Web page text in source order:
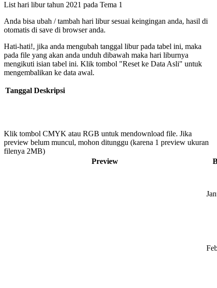
List hari libur tahun 2021 pada Tema 1
Anda bisa ubah / tambah hari libur sesuai keingingan anda, hasil di
otomatis di save di browser anda.
Hati-hati!, jika anda mengubah tanggal libur pada tabel ini, maka
pada file yang akan anda unduh dibawah maka hari liburnya
mengikuti isian tabel ini. Klik tombol "Reset ke Data Asli" untuk
mengembalikan ke data awal.
Tanggal Deskripsi
Klik tombol CMYK atau RGB untuk mendownload file. Jika
preview belum muncul, mohon ditunggu (karena 1 preview ukuran
filenya 2MB)
Preview